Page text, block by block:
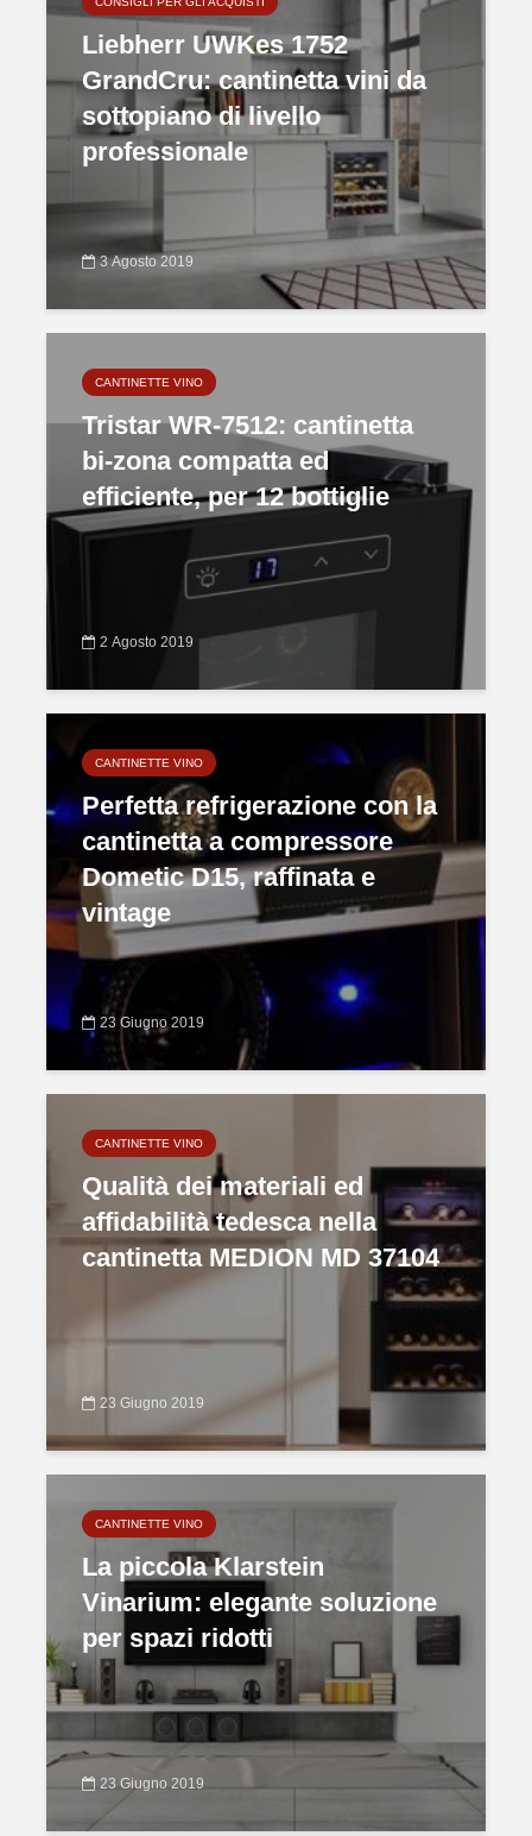
Liebherr UWKes 1752
GrandCru: cantinetta vini da
sottopiano di livello
professionale
3 Agosto 2019
CANTINETTE VINO
Tristar WR-7512: cantinetta
bi-zona compatta ed
efficiente, per 12 bottiglie
2 Agosto 2019
CANTINETTE VINO
Perfetta refrigerazione con la
cantinetta a compressore
Dometic D15, raffinata e
vintage
23 Giugno 2019
CANTINETTE VINO
Qualità dei materiali ed
affidabilità tedesca nella
cantinetta MEDION MD 37104
23 Giugno 2019
CANTINETTE VINO
La piccola Klarstein
Vinarium: elegante soluzione
per spazi ridotti
23 Giugno 2019